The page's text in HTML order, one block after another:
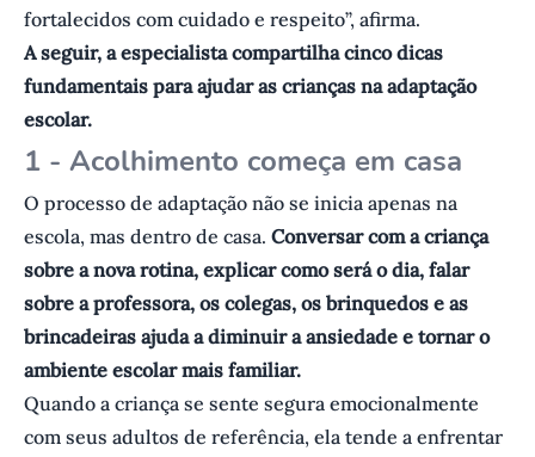
fortalecidos com cuidado e respeito”, afirma.
A seguir, a especialista compartilha cinco dicas
fundamentais para ajudar as crianças na adaptação
escolar.
1 - Acolhimento começa em casa
O processo de adaptação não se inicia apenas na
escola, mas dentro de casa. Conversar com a criança
sobre a nova rotina, explicar como será o dia, falar
sobre a professora, os colegas, os brinquedos e as
brincadeiras ajuda a diminuir a ansiedade e tornar o
ambiente escolar mais familiar.
Quando a criança se sente segura emocionalmente
com seus adultos de referência, ela tende a enfrentar